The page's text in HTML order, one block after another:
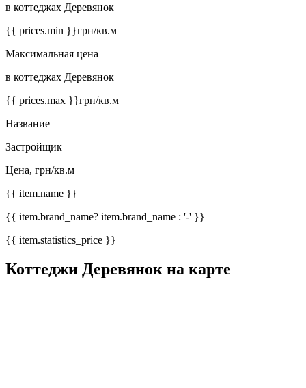
в коттеджах Деревянок
{{ prices.min }}грн/кв.м
Максимальная цена
в коттеджах Деревянок
{{ prices.max }}грн/кв.м
Название
Застройщик
Цена, грн/кв.м
{{ item.name }}
{{ item.brand_name? item.brand_name : '-' }}
{{ item.statistics_price }}
Коттеджи Деревянок на карте